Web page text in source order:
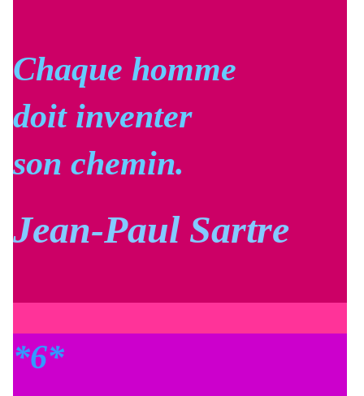
Chaque homme
doit inventer
son chemin.
Jean-Paul Sartre
*6*